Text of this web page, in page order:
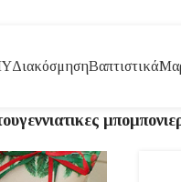
ΔιακόσμησηΒαπτιστικά